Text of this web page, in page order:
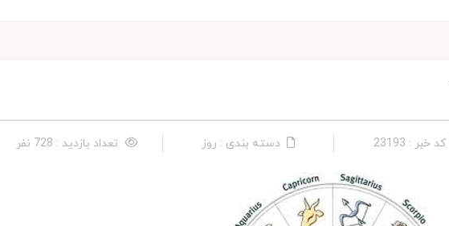
کد خبر : 23193 دسته بندی : روز تعداد بازدید : 728 نفر